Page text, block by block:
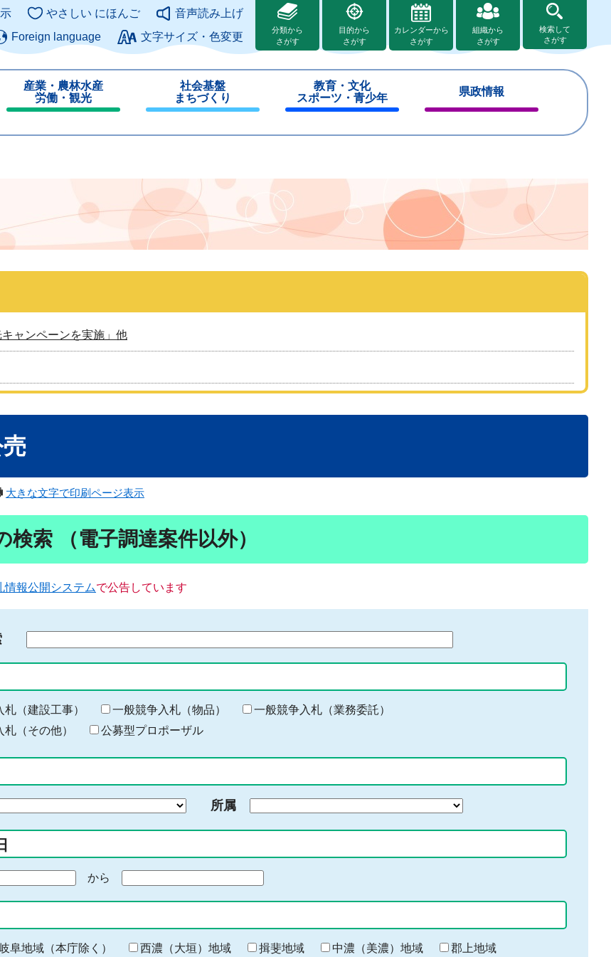
このページの本文へ
やさしい にほんご
音声読み上げ
Foreign language
文字サイズ・色変更
分類から
さがす
目的から
さがす
カレンダーから
さがす
組織から
さがす
検索して
さがす
産業・農林水産
労働・観光
じ
社会基盤
まちづくり
じ
教育・文化
スポーツ・青少年
じ
県政情報
じ
ャンペーンを実施」他
大きな文字で印刷ページ表示
検索 （電子調達案件以外）
情報公開システムで公告しています
る
キ
ー
ー
入
力
（建設工事） 一般競争入札（物品）
一般競争入札（業務委託）
（その他）
公募型プロポーザル
所属
から
終
わ
阜地域（本庁除く） 西濃（大垣）地域 揖斐地域 中濃（美濃）地域
郡上地域